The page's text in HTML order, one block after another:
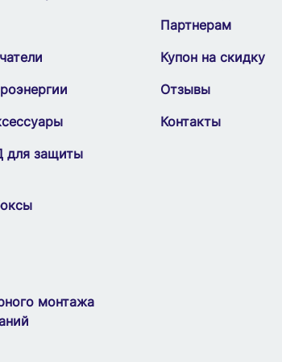
для защиты
монтажа
Партнерам
Купон на скидку
Отзывы
Контакты